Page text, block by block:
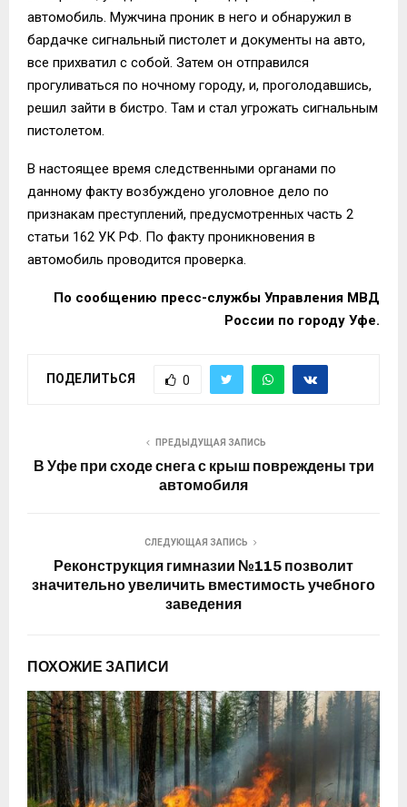
автомобиль. Мужчина проник в него и обнаружил в
бардачке сигнальный пистолет и документы на авто,
все прихватил с собой. Затем он отправился
прогуливаться по ночному городу, и, проголодавшись,
решил зайти в бистро. Там и стал угрожать сигнальным
пистолетом.
В настоящее время следственными органами по
данному факту возбуждено уголовное дело по
признакам преступлений, предусмотренных часть 2
статьи 162 УК РФ. По факту проникновения в
автомобиль проводится проверка.
По сообщению пресс-службы Управления МВД
России по городу Уфе.
ПОДЕЛИТЬСЯ 0
ПРЕДЫДУЩАЯ ЗАПИСЬ
В Уфе при сходе снега с крыш повреждены три
автомобиля
СЛЕДУЮЩАЯ ЗАПИСЬ
Реконструкция гимназии №115 позволит
значительно увеличить вместимость учебного
заведения
ПОХОЖИЕ ЗАПИСИ